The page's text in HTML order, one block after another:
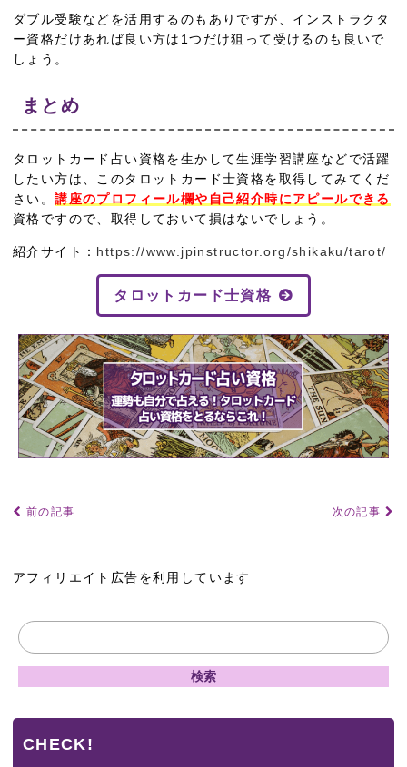
ダブル受験などを活用するのもありですが、インストラクタ
ー資格だけあれば良い方は1つだけ狙って受けるのも良いで
しょう。
まとめ
タロットカード占い資格を生かして生涯学習講座などで活躍
したい方は、このタロットカード士資格を取得してみてくだ
さい。講座のプロフィール欄や自己紹介時にアピールできる
資格ですので、取得しておいて損はないでしょう。
紹介サイト： https://www.jpinstructor.org/shikaku/tarot/
タロットカード士資格
前の記事 次の記事
アフィリエイト広告を利用しています
CHECK!